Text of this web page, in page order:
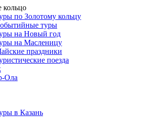
кольцо
по Золотому кольцу
туры
на Новый год
на Масленицу
праздники
поезда
Ола
в Казань